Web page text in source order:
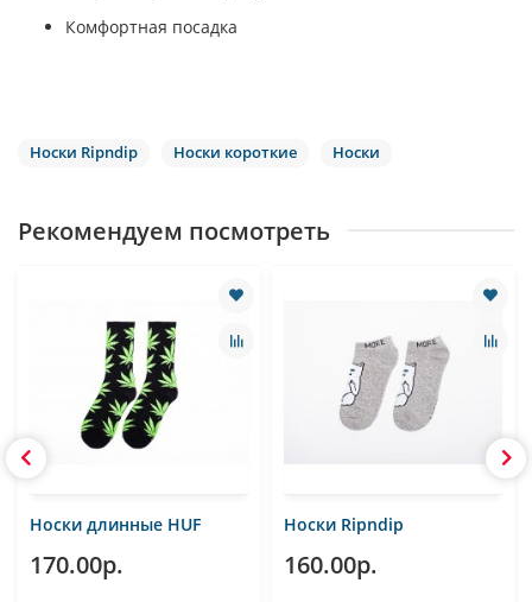
Комфортная посадка
Носки Ripndip Носки короткие Носки
Рекомендуем посмотреть
Носки длинные HUF
170.00р.
Носки Ripndip
160.00р.